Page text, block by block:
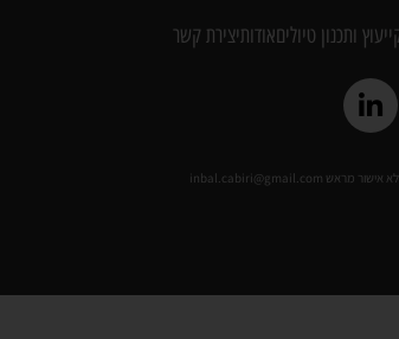
ייעוץ ותכנון טיוליםאודותיצירת קשר